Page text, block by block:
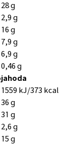
28 g
2,9 g
16 g
7,9 g
6,9 g
0,46 g
jahoda
1559 kJ/373 kcal
36 g
31 g
2,6 g
15 g